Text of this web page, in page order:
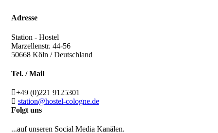
Adresse
Station - Hostel
Marzellenstr. 44-56
50668 Köln / Deutschland
Tel. / Mail
+49 (0)221 9125301
station@hostel-cologne.de
Folgt uns
...auf unseren Social Media Kanälen.